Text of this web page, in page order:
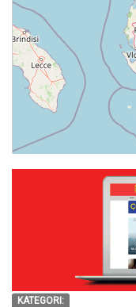
KATEGORI: